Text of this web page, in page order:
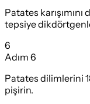
Patates karışımını
tepsiye
6
Adım 6
Patates dilimlerini
pişirin.